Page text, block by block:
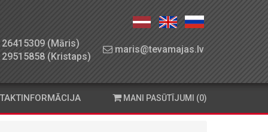
(Māris)
(Kristaps)
maris@tevamajas.lv
MANI PASŪTĪJUMI (0)